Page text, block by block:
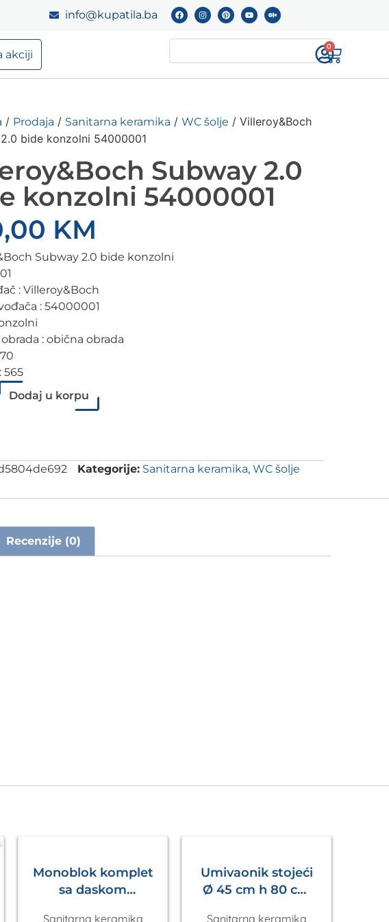
info@kupatila.ba
akciji
0
/ Prodaja / Sanitarna keramika / WC šolje / Villeroy&Boch
bide konzolni 54000001
Subway 2.0
konzolni 54000001
KM
Subway 2.0 bide konzolni
: Villeroy&Boch
: 54000001
: obična obrada
565
Dodaj u korpu
Kategorije: Sanitarna keramika, WC šolje
Recenzije (0)
Monoblok komplet
sa daskom
Sanitarna keramika
Umivaonik stojeći
Ø 45 cm h 80 cm
Sanitarna keramika